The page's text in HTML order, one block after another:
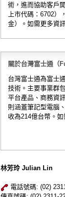
術，進而協助客戶
上市代碼：6702
金）。如需更多資
關於台灣富士通（
台灣富士通為富士
技術。主要事業群
平台產品、商務資
則涵蓋筆記型電腦
收為214億台幣。
林芳玲 Julian Lin
電話號碼: (02)